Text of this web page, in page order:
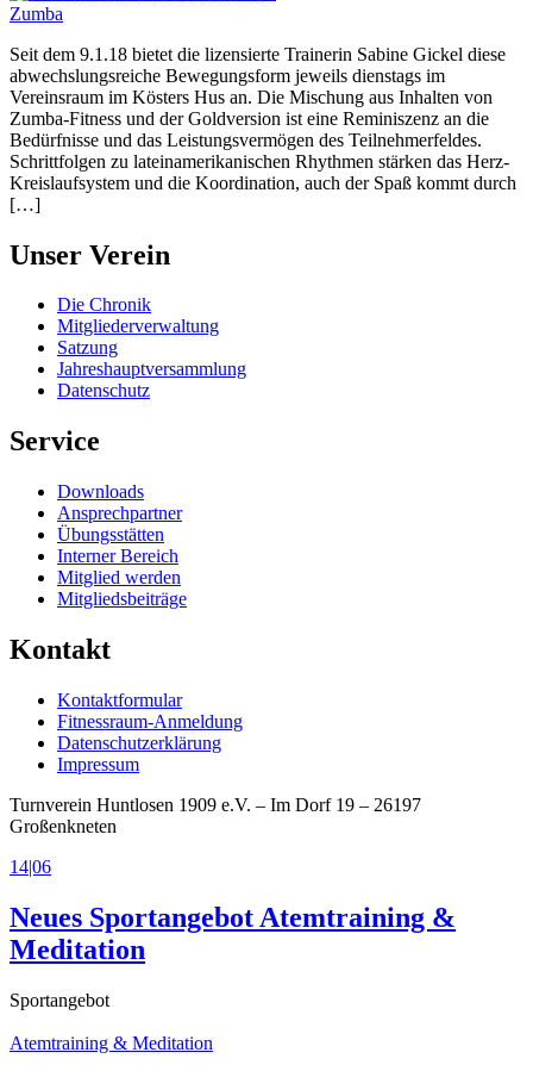
Zumba
Seit dem 9.1.18 bietet die lizensierte Trainerin Sabine Gickel diese
abwechslungsreiche Bewegungsform jeweils dienstags im
Vereinsraum im Kösters Hus an. Die Mischung aus Inhalten von
Zumba-Fitness und der Goldversion ist eine Reminiszenz an die
Bedürfnisse und das Leistungsvermögen des Teilnehmerfeldes.
Schrittfolgen zu lateinamerikanischen Rhythmen stärken das Herz-
Kreislaufsystem und die Koordination, auch der Spaß kommt durch
[…]
Unser Verein
Die Chronik
Mitgliederverwaltung
Satzung
Jahreshauptversammlung
Datenschutz
Service
Downloads
Ansprechpartner
Übungsstätten
Interner Bereich
Mitglied werden
Mitgliedsbeiträge
Kontakt
Kontaktformular
Fitnessraum-Anmeldung
Datenschutzerklärung
Impressum
Turnverein Huntlosen 1909 e.V. – Im Dorf 19 – 26197
Großenkneten
14|06
Neues Sportangebot Atemtraining &
Meditation
Sportangebot
Atemtraining & Meditation